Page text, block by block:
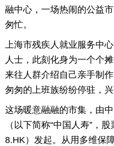
产车
康
生
尚
体
融中心，一场热闹的公益
匆忙。
上海市残疾人就业服务中
人士，此刻化身为一个个
来往人群介绍自己亲手制
匆匆的上班族纷纷停驻，
这场暖意融融的市集，由
（以下简称“中国人寿”，
8.HK）发起。从用多维保